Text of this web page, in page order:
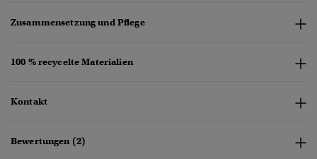
Zusammensetzung und Pflege
100 % recycelte Materialien
Kontakt
Bewertungen (2)